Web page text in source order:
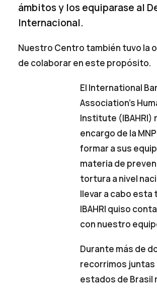
ámbitos y los equiparase al
Internacional.
Nuestro Centro también tuvo la
de colaborar en este propósito.
El International Bar
Association’s
Institute (IBAHRI)
encargo de la
formar a sus
materia de
tortura a nivel
llevar a cabo esta
IBAHRI quiso
con nuestro
Durante más de
recorrimos
estados de Brasil